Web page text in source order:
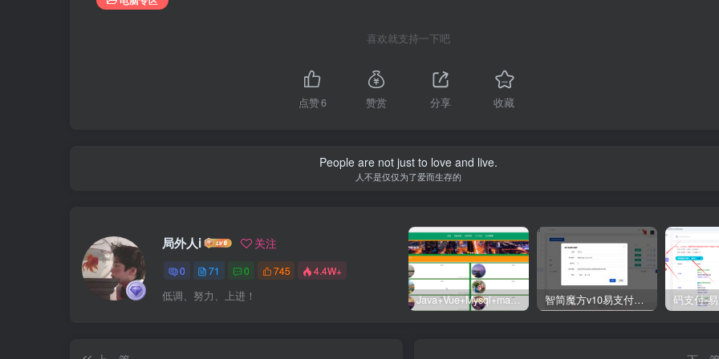
喜欢就支持一下吧
点赞6 赞赏 分享 收藏
People are not just to love and live.
人不是仅仅为了爱而生存的
局外人i 关注
0 71 0 745 4.4W+
低调、努力、上进！ Java+Vue+Mysql+maven在线招投标系统源码-高校招标系统源码 智简魔方v10易支付对接插件